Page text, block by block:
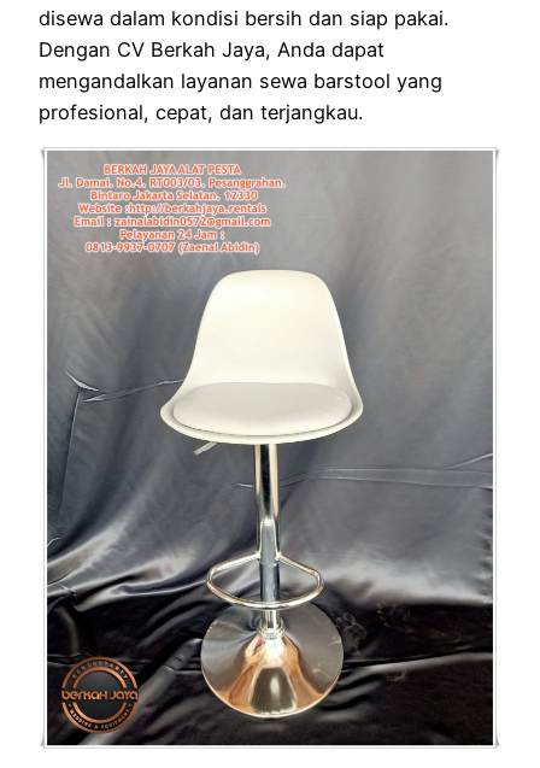
disewa dalam kondisi bersih dan siap pakai.
Dengan CV Berkah Jaya, Anda dapat
mengandalkan layanan sewa barstool yang
profesional, cepat, dan terjangkau.